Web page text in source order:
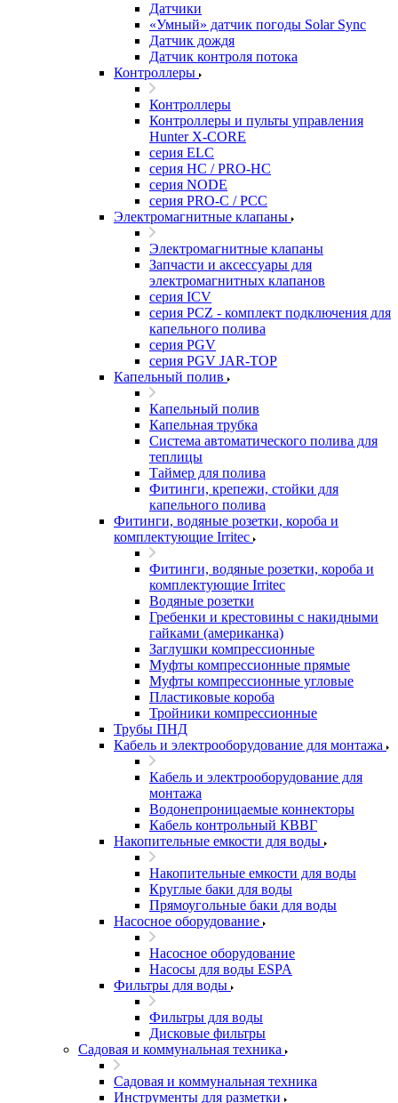
Датчики
«Умный» датчик погоды Solar Sync
Датчик дождя
Датчик контроля потока
Контроллеры
Контроллеры
Контроллеры и пульты управления
Hunter X-CORE
серия ELC
серия HC / PRO-HC
серия NODE
серия PRO-C / PCC
Электромагнитные клапаны
Электромагнитные клапаны
Запчасти и аксессуары для
электромагнитных клапанов
серия ICV
серия PCZ - комплект подключения для
капельного полива
серия PGV
серия PGV JAR-TOP
Капельный полив
Капельный полив
Капельная трубка
Система автоматического полива для
теплицы
Таймер для полива
Фитинги, крепежи, стойки для
капельного полива
Фитинги, водяные розетки, короба и
комплектующие Irritec
Фитинги, водяные розетки, короба и
комплектующие Irritec
Водяные розетки
Гребенки и крестовины с накидными
гайками (американка)
Заглушки компрессионные
Муфты компрессионные прямые
Муфты компрессионные угловые
Пластиковые короба
Тройники компрессионные
Трубы ПНД
Кабель и электрооборудование для монтажа
Кабель и электрооборудование для
монтажа
Водонепроницаемые коннекторы
Кабель контрольный КВВГ
Накопительные емкости для воды
Накопительные емкости для воды
Круглые баки для воды
Прямоугольные баки для воды
Насосное оборудование
Насосное оборудование
Насосы для воды ESPA
Фильтры для воды
Фильтры для воды
Дисковые фильтры
Садовая и коммунальная техника
Садовая и коммунальная техника
Инструменты для разметки